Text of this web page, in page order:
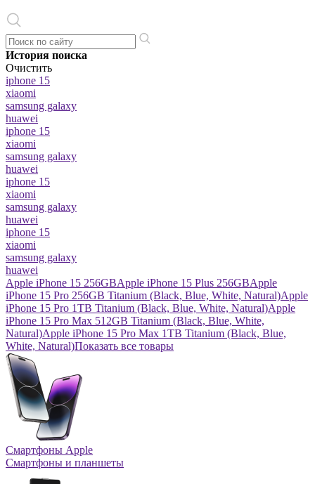
История поиска
Очистить
iphone 15
xiaomi
samsung galaxy
huawei
iphone 15
xiaomi
samsung galaxy
huawei
iphone 15
xiaomi
samsung galaxy
huawei
iphone 15
xiaomi
samsung galaxy
huawei
Apple iPhone 15 256GBApple iPhone 15 Plus 256GBApple
iPhone 15 Pro 256GB Titanium (Black, Blue, White, Natural)Apple
iPhone 15 Pro 1TB Titanium (Black, Blue, White, Natural)Apple
iPhone 15 Pro Max 512GB Titanium (Black, Blue, White,
Natural)Apple iPhone 15 Pro Max 1TB Titanium (Black, Blue,
White, Natural)Показать все товары
Смартфоны Apple
Смартфоны и планшеты